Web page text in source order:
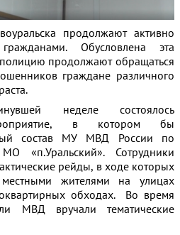
продолжают активно
Обусловлена эта
продолжают обращаться
граждане различного
неделе состоялось
в котором бы
состав МУ МВД России по
«п.Уральский». Сотрудники
рейды, в ходе которых
жителями на улицах
обходах. Во время
МВД вручали тематические